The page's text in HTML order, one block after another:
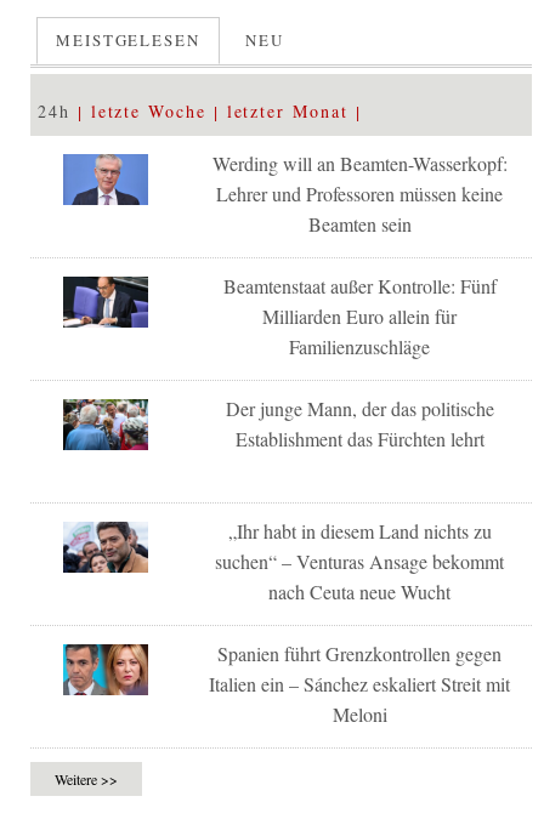
MEISTGELESEN NEU
24h letzte Woche letzter Monat
Werding will an Beamten-Wasserkopf:
Lehrer und Professoren müssen keine
Beamten sein
Beamtenstaat außer Kontrolle: Fünf
Milliarden Euro allein für
Familienzuschläge
Der junge Mann, der das politische
Establishment das Fürchten lehrt
„Ihr habt in diesem Land nichts zu
suchen“ – Venturas Ansage bekommt
nach Ceuta neue Wucht
Spanien führt Grenzkontrollen gegen
Italien ein – Sánchez eskaliert Streit mit
Meloni
Weitere >>